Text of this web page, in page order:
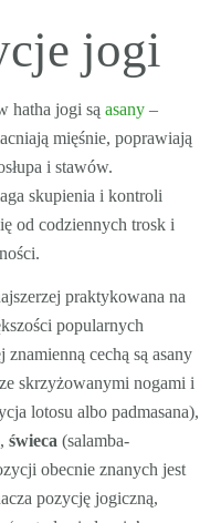
jogi
hatha jogi są asany –
mięśnie, poprawiają
i stawów.
skupienia i kontroli
od codziennych trosk i
praktykowana na
popularnych
cechą są asany
skrzyżowanymi nogami i
lotosu albo padmasana),
świeca (salamba-
obecnie znanych jest
pozycję jogiczną,